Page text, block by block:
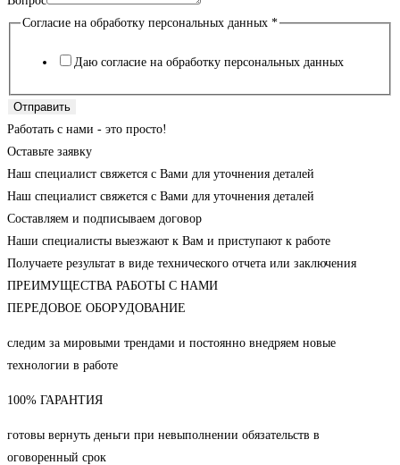
Согласие на обработку персональных данных *
Даю согласие на обработку персональных данных
Отправить
Работать с нами - это просто!
Оставьте заявку
Наш специалист свяжется с Вами для уточнения деталей
Наш специалист свяжется с Вами для уточнения деталей
Составляем и подписываем договор
Наши специалисты выезжают к Вам и приступают к работе
Получаете результат в виде технического отчета или заключения
ПРЕИМУЩЕСТВА РАБОТЫ С НАМИ
ПЕРЕДОВОЕ ОБОРУДОВАНИЕ
следим за мировыми трендами и постоянно внедряем новые
технологии в работе
100% ГАРАНТИЯ
готовы вернуть деньги при невыполнении обязательств в
оговоренный срок